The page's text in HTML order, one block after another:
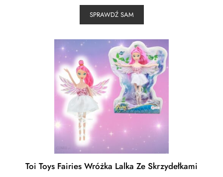
SPRAWDŹ SAM
Toi Toys Fairies Wróżka Lalka Ze Skrzydełkami